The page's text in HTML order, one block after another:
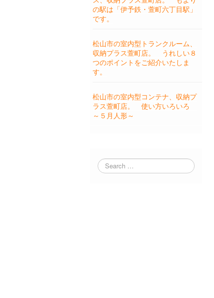
の駅は「伊予鉄・萱町六丁目駅」
です。
松山市の室内型トランクルーム、
収納プラス萱町店。 うれしい８
つのポイントをご紹介いたしま
す。
松山市の室内型コンテナ、収納プ
ラス萱町店。 使い方いろいろ
～５月人形～